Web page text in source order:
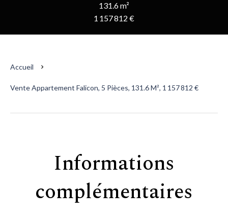
131.6 m²
1 157 812 €
Accueil
Vente Appartement Falicon, 5 Pièces, 131.6 M², 1 157 812 €
Informations
complémentaires